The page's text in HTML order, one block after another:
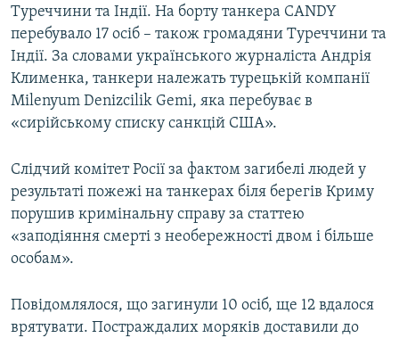
Туреччини та Індії. На борту танкера CANDY
перебувало 17 осіб – також громадяни Туреччини та
Індії. За словами українського журналіста Андрія
Клименка, танкери належать турецькій компанії
Milenyum Denizcilik Gemi, яка перебуває в
«сирійському списку санкцій США».
Слідчий комітет Росії за фактом загибелі людей у
результаті пожежі на танкерах біля берегів Криму
порушив кримінальну справу за статтею
«заподіяння смерті з необережності двом і більше
особам».
Повідомлялося, що загинули 10 осіб, ще 12 вдалося
врятувати. Постраждалих моряків доставили до